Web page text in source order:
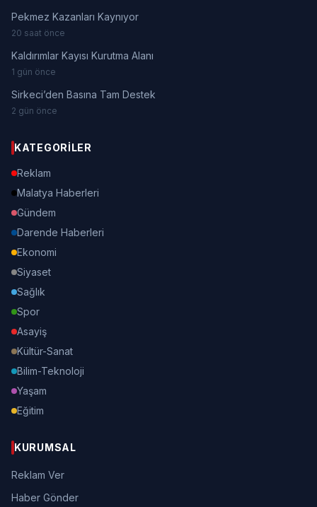
Pekmez Kazanları Kaynıyor
20 saat önce
Kaldırımlar Kayısı Kurutma Alanı
1 gün önce
Sirkeci’den Basına Tam Destek
2 gün önce
KATEGORILER
Reklam
Malatya Haberleri
Gündem
Darende Haberleri
Ekonomi
Siyaset
Sağlık
Spor
Asayiş
Kültür-Sanat
Bilim-Teknoloji
Yaşam
Eğitim
KURUMSAL
Reklam Ver
Haber Gönder